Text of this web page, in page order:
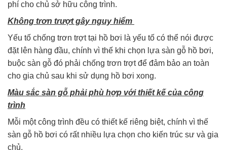
phí cho chủ sở hữu công trình.
Không trơn trượt gây nguy hiểm
Yếu tố chống trơn trợt tại hồ bơi là yếu tố có thể nói được
đặt lên hàng đầu, chính vì thế khi chọn lựa sàn gỗ hồ bơi,
buộc sàn gỗ đó phải chống trơn trợt để đảm bảo an toàn
cho gia chủ sau khi sử dụng hồ bơi xong.
Màu sắc sàn gỗ phải phù hợp với thiết kế của công
trình
Mỗi một công trình đều có thiết kế riêng biệt, chính vì thế
sàn gỗ hồ bơi có rất nhiều lựa chọn cho kiến trúc sư và gia
chủ.